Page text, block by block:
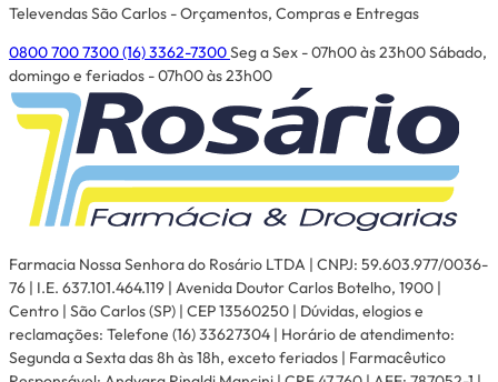
Televendas São Carlos - Orçamentos, Compras e Entregas
0800 700 7300(16) 3362-7300Seg a Sex - 07h00 às 23h00Sábado,
domingo e feriados - 07h00 às 23h00
Farmacia Nossa Senhora do Rosário LTDA | CNPJ: 59.603.977/0036-
76 | I.E. 637.101.464.119 | Avenida Doutor Carlos Botelho, 1900 |
Centro | São Carlos (SP) | CEP 13560250 | Dúvidas, elogios e
reclamações: Telefone (16) 33627304 | Horário de atendimento:
Segunda a Sexta das 8h às 18h, exceto feriados | Farmacêutico